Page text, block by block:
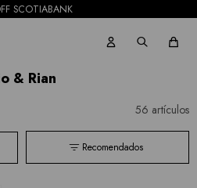
SCOTIABANK
& Rian
56 artículos
Recomendados